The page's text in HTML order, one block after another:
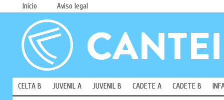
Inicio Aviso legal
CELTA B JUVENIL A JUVENIL B CADETE A CADETE B